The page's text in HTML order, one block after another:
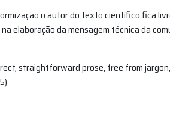
o autor do texto científico fica
elaboração da mensagem técnica da
straightforward prose, free from